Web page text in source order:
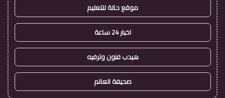
موقع حالة للتعليم
اخبار 24 ساعة
هيدب فنون وترفيه
صحيفة العالم